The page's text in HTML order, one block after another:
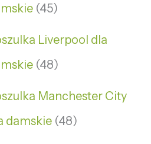
45
Liverpool dla
48
Manchester City
damskie 48